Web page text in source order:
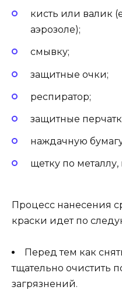
кисть или валик
аэрозоле);
смывку;
защитные очки;
респиратор;
защитные
наждачную
щетку по металлу,
Процесс нанесения
краски идет по
Перед тем как
тщательно очистить
загрязнений.